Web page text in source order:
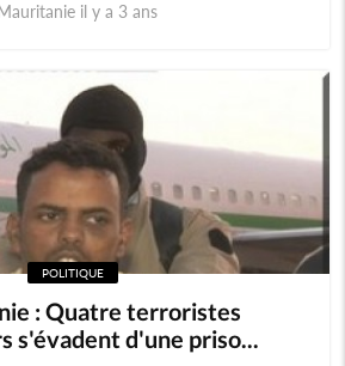
il y a 3 ans
POLITIQUE
: Quatre terroristes
s'évadent d'une priso...